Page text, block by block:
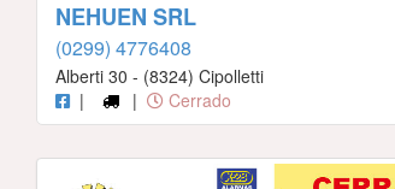
NEHUEN SRL
(0299) 4776408
Alberti 30 - (8324) Cipolletti
|
| Cerrado